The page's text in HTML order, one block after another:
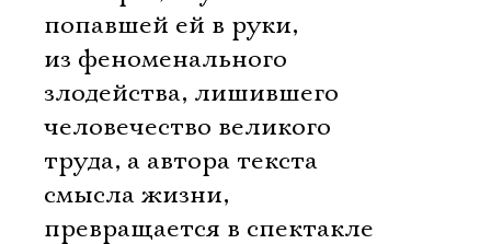
попавшей ей в руки,
из феноменального
злодейства, лишившего
человечество великого
труда, а автора текста
смысла жизни,
превращается в спектакле